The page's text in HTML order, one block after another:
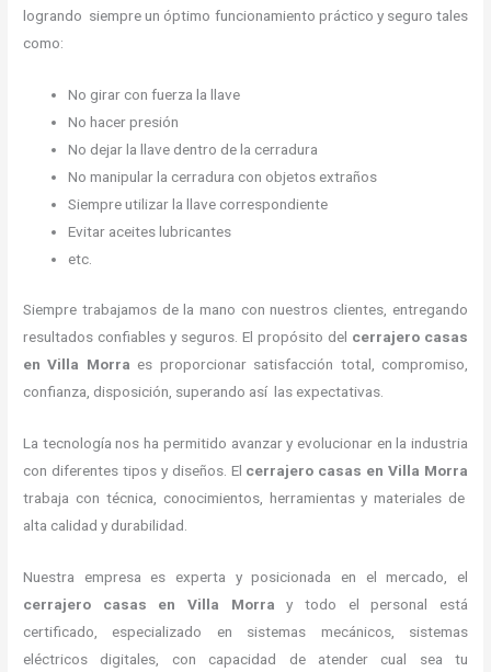
logrando siempre un óptimo funcionamiento práctico y seguro tales
como:
No girar con fuerza la llave
No hacer presión
No dejar la llave dentro de la cerradura
No manipular la cerradura con objetos extraños
Siempre utilizar la llave correspondiente
Evitar aceites lubricantes
etc.
Siempre trabajamos de la mano con nuestros clientes, entregando
resultados confiables y seguros. El propósito del cerrajero casas
en Villa Morra es proporcionar satisfacción total, compromiso,
confianza, disposición, superando así las expectativas.
La tecnología nos ha permitido avanzar y evolucionar en la industria
con diferentes tipos y diseños. El cerrajero casas en Villa Morra
trabaja con técnica, conocimientos, herramientas y materiales de
alta calidad y durabilidad.
Nuestra empresa es experta y posicionada en el mercado, el
cerrajero casas en Villa Morra y todo el personal está
certificado, especializado en sistemas mecánicos, sistemas
eléctricos digitales, con capacidad de atender cual sea tu